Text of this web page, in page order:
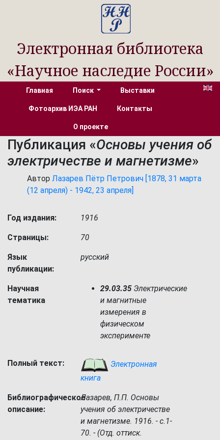
Электронная библиотека
«Научное наследие России»
Главная Поиск Выставки
Фотоархив ИЭА РАН Контакты
О проекте
Публикация «Основы учения об
электричестве и магнетизме»
Автор Лазарев Пётр Петрович [1878, 31 марта
(12 апреля) - 1942, 23 апреля]
Год издания: 1916
Страницы: 70
Язык
публикации:
русский
Научная
тематика
29.03.35 Электрические
и магнитные
измерения в
физическом
эксперименте
Полный текст:
Электронная
книга
Библиографическое
описание:
Лазарев, П.П. Основы
учения об электричестве
и магнетизме. 1916. - c.1-
70. - (Отд. оттиск.